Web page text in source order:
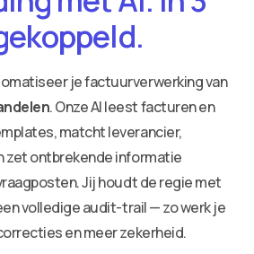
je factuurverwerking van
. Onze AI leest facturen en
matcht leverancier,
zet ontbrekende informatie
Jij houdt de regie met
volledige audit-trail — zo werk je
en meer zekerheid.